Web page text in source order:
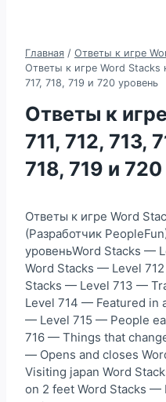
Главная / Ответы к игре
Ответы к игре Word Stacks
717, 718, 719 и 720 уровень
Ответы к
711, 712, 713,
718, 719 и
Ответы к игре Word
(Разработчик
уровеньWord Stacks —
Word Stacks — Level
Stacks — Level 713 —
Level 714 — Featured in
— Level 715 — People
716 — Things that
— Opens and closes
Visiting japan Word
on 2 feet Word Stacks